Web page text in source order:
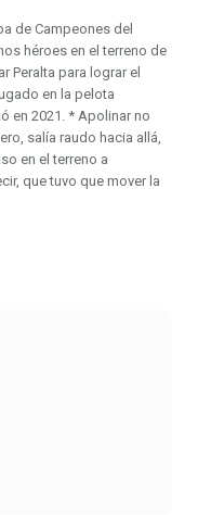
de Campeones del
héroes en el terreno de
Peralta para lograr el
en la pelota
en 2021. * Apolinar no
salía raudo hacia allá,
en el terreno a
que tuvo que mover la